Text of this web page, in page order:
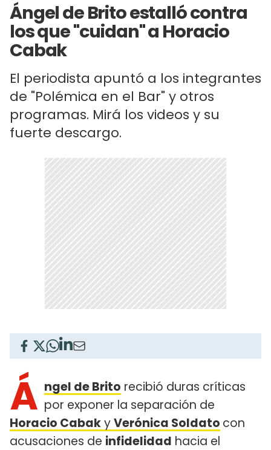
Ángel de Brito estalló contra
los que "cuidan" a Horacio
Cabak
El periodista apuntó a los integrantes
de "Polémica en el Bar" y otros
programas. Mirá los videos y su
fuerte descargo.
Á ngel de Brito recibió duras críticas
por exponer la separación de
Horacio CabakyVerónica Soldato con
acusaciones de infidelidad hacia el